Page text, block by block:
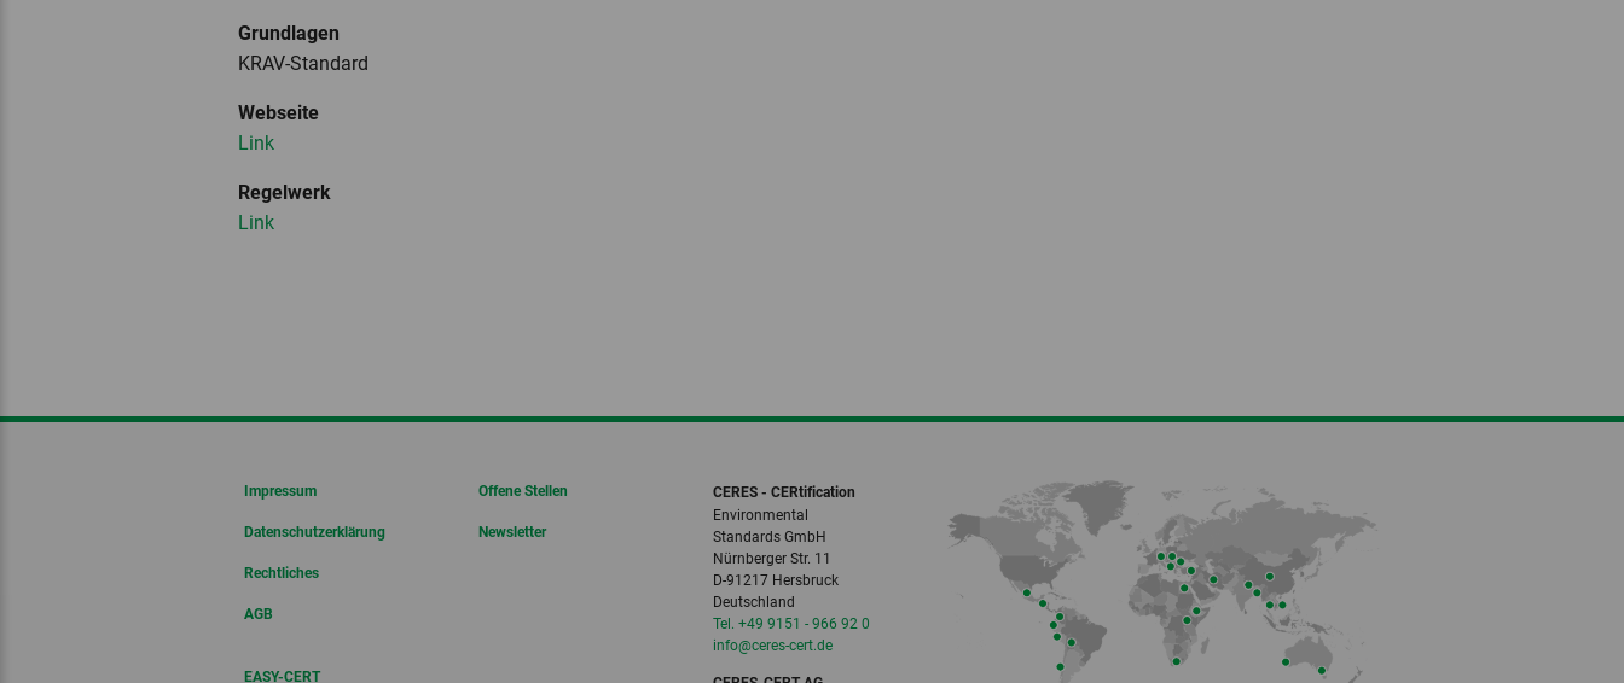
Grundlagen
KRAV-Standard
Webseite
Link
Regelwerk
Link
Impressum
Datenschutzerklärung
Rechtliches
AGB
EASY-CERT
Offene Stellen
Newsletter
CERES - CERtification
Environmental
Standards GmbH
Nürnberger Str. 11
D-91217 Hersbruck
Deutschland
Tel. +49 9151 - 966 92 0
info‎@‎ceres-cert.de